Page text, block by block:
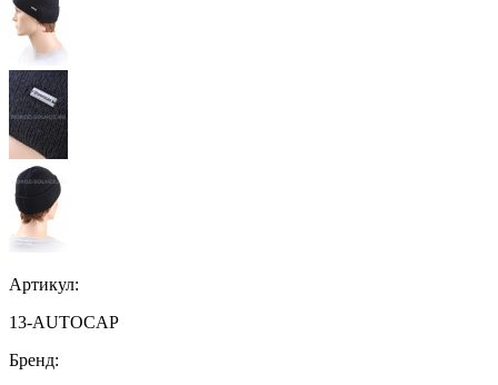
Артикул:
13-AUTOCAP
Бренд: